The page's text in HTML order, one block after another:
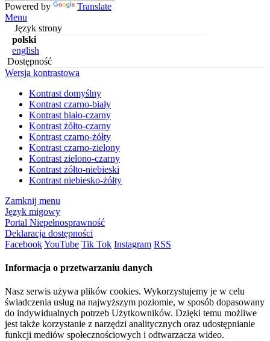
Powered by
Translate
Menu
Język strony
polski
english
Dostępność
Wersja kontrastowa
Kontrast domyślny
Kontrast czarno-biały
Kontrast biało-czarny
Kontrast żółto-czarny
Kontrast czarno-żółty
Kontrast czarno-zielony
Kontrast zielono-czarny
Kontrast żółto-niebieski
Kontrast niebiesko-żółty
Zamknij menu
Język migowy
Portal Niepełnosprawność
Deklaracja dostępności
FacebookYouTube Tik Tok Instagram RSS
Informacja o przetwarzaniu danych
Nasz serwis używa plików cookies. Wykorzystujemy je w celu
świadczenia usług na najwyższym poziomie, w sposób dopasowany
do indywidualnych potrzeb Użytkowników. Dzięki temu możliwe
jest także korzystanie z narzędzi analitycznych oraz udostępnianie
funkcji mediów społecznościowych i odtwarzacza wideo.